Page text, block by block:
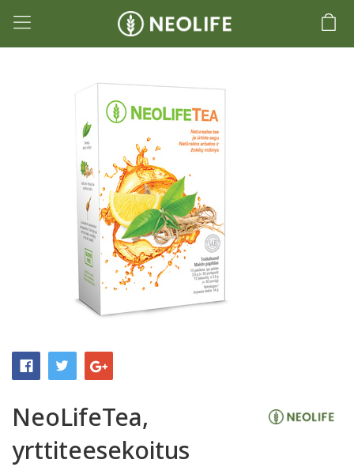
NeoLifeTea,
yrttiteesekoitus